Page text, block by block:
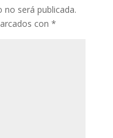
será publicada.
con *